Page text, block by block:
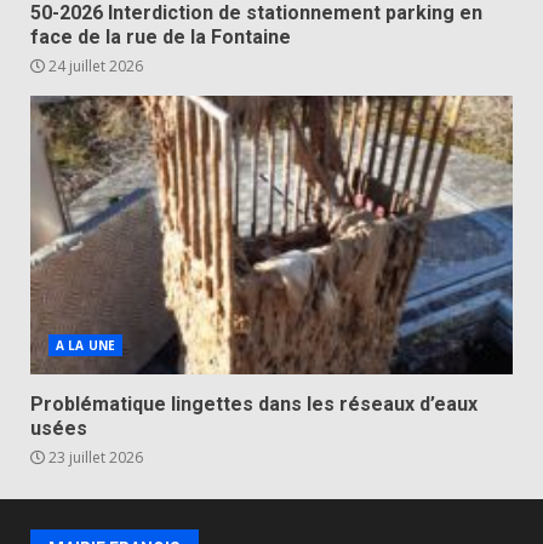
50-2026 Interdiction de stationnement parking en
face de la rue de la Fontaine
24 juillet 2026
A LA UNE
Problématique lingettes dans les réseaux d’eaux
usées
23 juillet 2026